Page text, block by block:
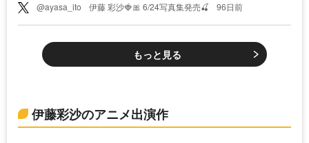
@ayasa_ito 伊藤 彩沙🍓🎀 6/24写真集発売🍒 96日前
もっと見る
伊藤彩沙のアニメ出演作